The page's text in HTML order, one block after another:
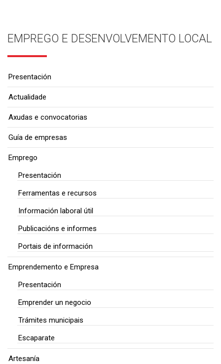
EMPREGO E DESENVOLVEMENTO LOCAL
Presentación
Actualidade
Axudas e convocatorias
Guía de empresas
Emprego
Presentación
Ferramentas e recursos
Información laboral útil
Publicacións e informes
Portais de información
Emprendemento e Empresa
Presentación
Emprender un negocio
Trámites municipais
Escaparate
Artesanía